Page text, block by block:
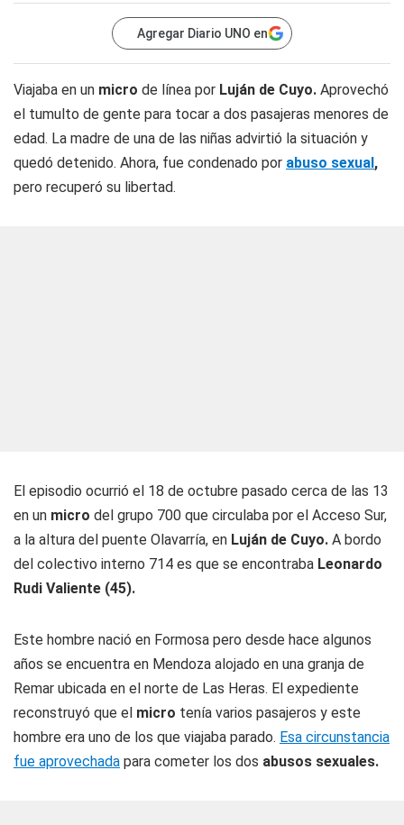
Agregar Diario UNO en
Viajaba en un micro de línea por Luján de Cuyo. Aprovechó
el tumulto de gente para tocar a dos pasajeras menores de
edad. La madre de una de las niñas advirtió la situación y
quedó detenido. Ahora, fue condenado por abuso sexual,
pero recuperó su libertad.
El episodio ocurrió el 18 de octubre pasado cerca de las 13
en un micro del grupo 700 que circulaba por el Acceso Sur,
a la altura del puente Olavarría, en Luján de Cuyo. A bordo
del colectivo interno 714 es que se encontraba Leonardo
Rudi Valiente (45).
Este hombre nació en Formosa pero desde hace algunos
años se encuentra en Mendoza alojado en una granja de
Remar ubicada en el norte de Las Heras. El expediente
reconstruyó que el micro tenía varios pasajeros y este
hombre era uno de los que viajaba parado. Esa circunstancia
fue aprovechada para cometer los dos abusos sexuales.